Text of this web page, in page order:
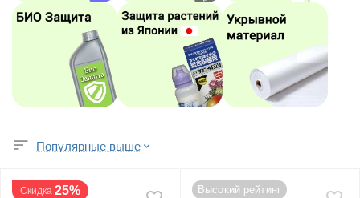
Популярные выше
Скидка 25% Высокий рейтинг